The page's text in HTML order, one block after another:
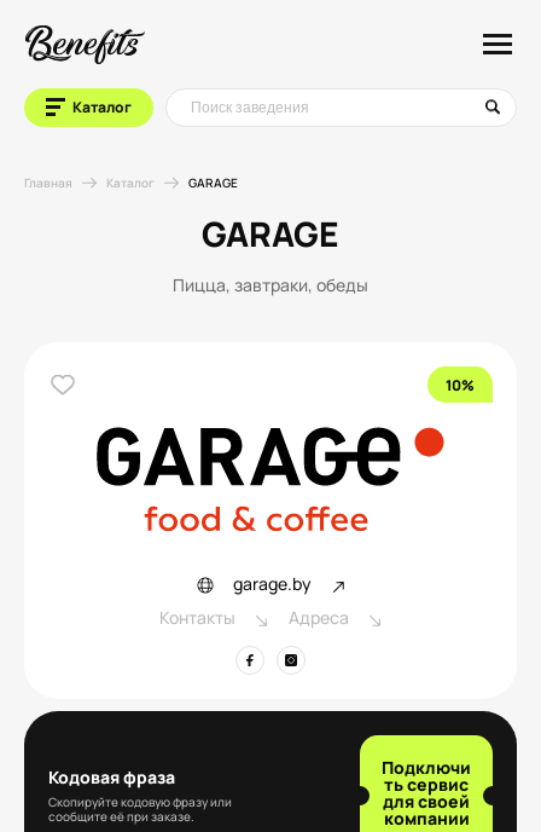
Каталог
Главная Каталог GARAGE
GARAGE
Пицца, завтраки, обеды
10%
garage.by
Контакты
Адреса
Подключи
ть сервис
для своей
компании
Кодовая фраза
Скопируйте кодовую фразу или
сообщите её при заказе.